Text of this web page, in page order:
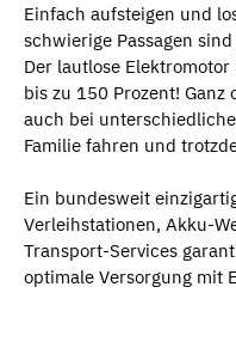
Einfach aufsteigen und
schwierige Passagen
Der lautlose
bis zu 150 Prozent!
auch bei
Familie fahren und
Ein bundesweit
Verleihstationen, Akku-
Transport-Services
optimale Versorgung mit